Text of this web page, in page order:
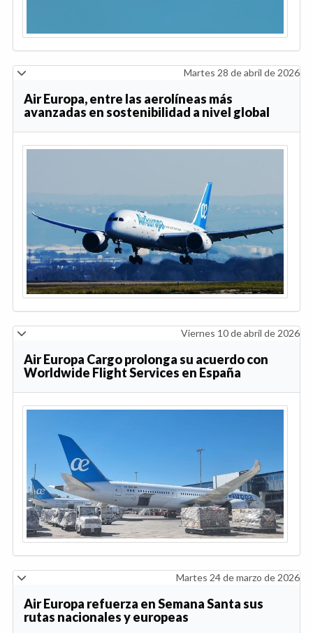
Martes 28 de abril de 2026
Air Europa, entre las aerolíneas más
avanzadas en sostenibilidad a nivel global
Viernes 10 de abril de 2026
Air Europa Cargo prolonga su acuerdo con
Worldwide Flight Services en España
Martes 24 de marzo de 2026
Air Europa refuerza en Semana Santa sus
rutas nacionales y europeas